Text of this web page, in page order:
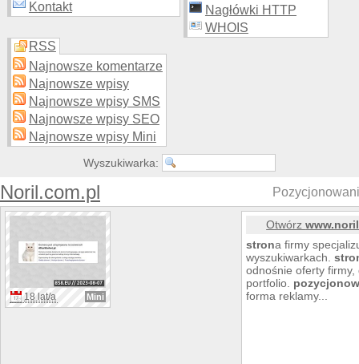
Kontakt
Nagłówki HTTP
WHOIS
RSS
Najnowsze komentarze
Najnowsze wpisy
Najnowsze wpisy SMS
Najnowsze wpisy SEO
Najnowsze wpisy Mini
Wyszukiwarka:
Noril.com.pl
18 lat/a Mini
Otwórz
strona firmy
wyszukiwarkach.
odnośnie oferty
portfolio.
forma reklamy...